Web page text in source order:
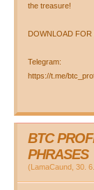
the treasure!
DOWNLOAD FOR
Telegram:
https://t.me/
BTC
PHRASES
(LamaCaund 30.